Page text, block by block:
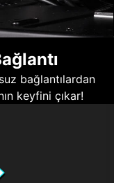
bağlantılardan
keyfini çıkar!